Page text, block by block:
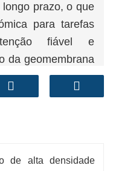
prazo, o que
para tarefas
fiável e
da geomembrana
a espessura,
da instalação,
desempenho e
em grande
de alta densidade